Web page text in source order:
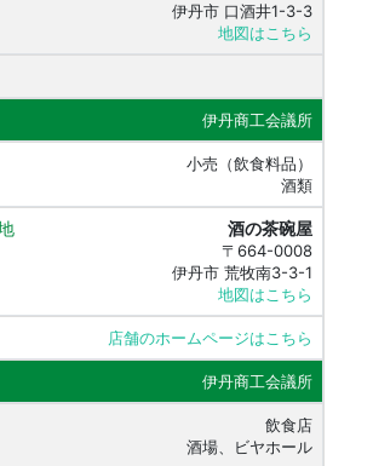
伊丹市 口酒井1-3-3
地図はこちら
伊丹商工会議所
小売（飲食料品）
酒類
酒の茶碗屋
〒664-0008
伊丹市 荒牧南3-3-1
地図はこちら
店舗のホームページはこちら
伊丹商工会議所
飲食店
酒場、ビヤホール